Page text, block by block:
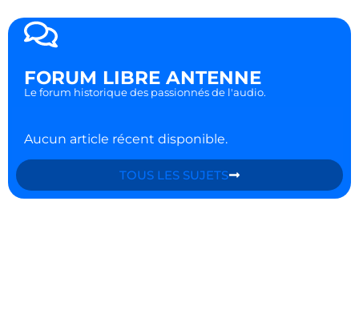
FORUM LIBRE ANTENNE
Le forum historique des passionnés de l'audio.
Aucun article récent disponible.
TOUS LES SUJETS